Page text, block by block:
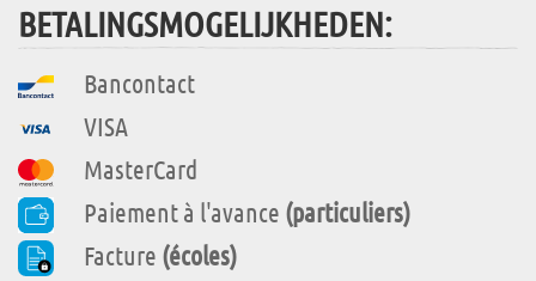
BETALINGSMOGELIJKHEDEN:
Bancontact
VISA
MasterCard
Paiement à l'avance (particuliers)
Facture (écoles)